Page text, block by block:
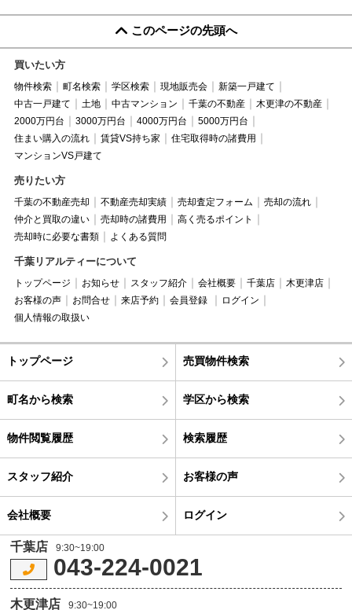
このページの先頭へ
買いたい方
物件検索 町名検索 学区検索 現地販売会
新築一戸建て
中古一戸建て
土地 中古マンション 千葉の不動産
木更津の不動産
2000万円台
3000万円台 4000万円台
5000万円台
住まい購入の流れ
賃貸VS持ち家
住宅取得時の諸費用
マンションVS戸建て
売りたい方
千葉の不動産売却 不動産売却実績 売却査定フォーム
売却の流れ
仲介と買取の違い
売却時の諸費用
高く売るポイント
売却時に必要な書類
よくある質問
千葉リアルティーについて
トップページ お知らせ スタッフ紹介 会社概要 千葉店
木更津店
お客様の声
お問合せ 来店予約 会員登録
ログイン
個人情報の取扱い
トップページ 売買物件検索
町名から検索 学区から検索
物件閲覧履歴 検索履歴
スタッフ紹介 お客様の声
会社概要 ログイン
千葉店 9:30~19:00
043-224-0021
木更津店 9:30~19:00